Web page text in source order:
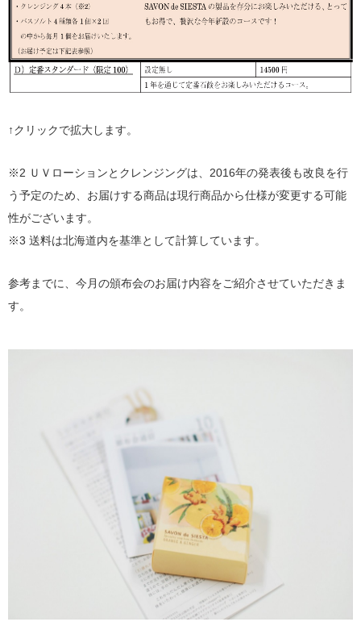
↑クリックで拡大します。
※2 ＵＶローションとクレンジングは、2016年の発表後も改良を行
う予定のため、お届けする商品は現行商品から仕様が変更する可能
性がございます。
※3 送料は北海道内を基準として計算しています。
参考までに、今月の頒布会のお届け内容をご紹介させていただきま
す。